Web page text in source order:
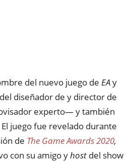
del nuevo juego de EAy
diseñador de y director de
experto— y también
El juego fue revelado durante
de The Game Awards 2020,
con su amigo yhost del show